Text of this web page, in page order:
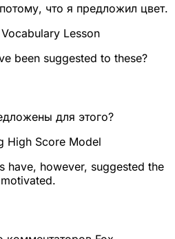
что я предложил цвет.
Lesson
been suggested to these?
для этого?
High Score Model
have, however, suggested the